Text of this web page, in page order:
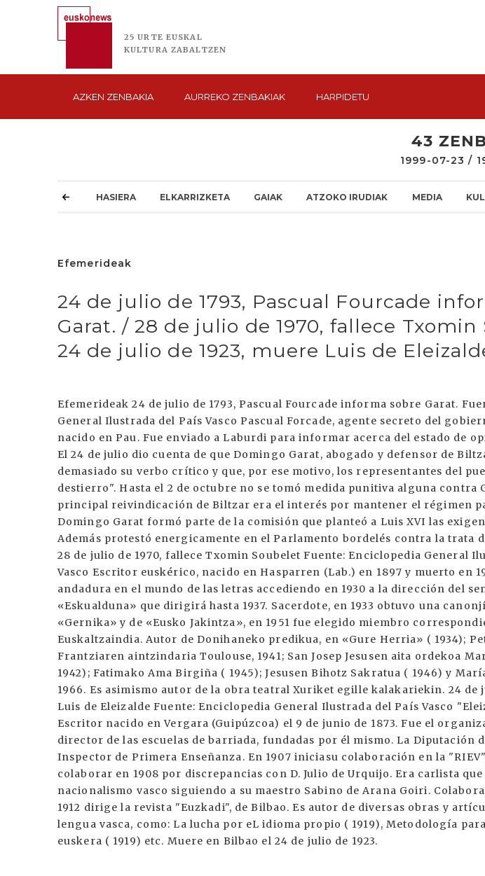
25 URTE EUSKAL
KULTURA ZABALTZEN
AZKEN ZENBAKIA AURREKO ZENBAKIAK HARPIDETU
43
1999-07-23 /
HASIERA ELKARRIZKETA GAIAK ATZOKO IRUDIAK MEDIA
Efemerideak
24 de julio de 1793, Pascual Fourcade
Garat. / 28 de julio de 1970, fallece
24 de julio de 1923, muere Luis de
Efemerideak 24 de julio de 1793, Pascual Fourcade informa sobre Garat.
General Ilustrada del País Vasco Pascual Forcade, agente secreto del
nacido en Pau. Fue enviado a Laburdi para informar acerca del estado de
El 24 de julio dio cuenta de que Domingo Garat, abogado y defensor de
demasiado su verbo crítico y que, por ese motivo, los representantes del
destierro". Hasta el 2 de octubre no se tomó medida punitiva alguna contra
principal reivindicación de Biltzar era el interés por mantener el régimen
Domingo Garat formó parte de la comisión que planteó a Luis XVI las
Además protestó energicamente en el Parlamento bordelés contra la trata
28 de julio de 1970, fallece Txomin Soubelet Fuente: Enciclopedia General
Vasco Escritor euskérico, nacido en Hasparren (Lab.) en 1897 y muerto en
andadura en el mundo de las letras accediendo en 1930 a la dirección del
«Eskualduna» que dirigirá hasta 1937. Sacerdote, en 1933 obtuvo una
«Gernika» y de «Eusko Jakintza», en 1951 fue elegido miembro
Euskaltzaindia. Autor de Donihaneko predikua, en «Gure Herria» ( 1934);
Frantziaren aintzindaria Toulouse, 1941; San Josep Jesusen aita ordekoa
1942); Fatimako Ama Birgiña ( 1945); Jesusen Bihotz Sakratua ( 1946) y
1966. Es asimismo autor de la obra teatral Xuriket egille kalakariekin. 24 de
Luis de Eleizalde Fuente: Enciclopedia General Ilustrada del País Vasco
Escritor nacido en Vergara (Guipúzcoa) el 9 de junio de 1873. Fue el
director de las escuelas de barriada, fundadas por él mismo. La Diputación
Inspector de Primera Enseñanza. En 1907 iniciasu colaboración en la
colaborar en 1908 por discrepancias con D. Julio de Urquijo. Era carlista
nacionalismo vasco siguiendo a su maestro Sabino de Arana Goiri.
1912 dirige la revista "Euzkadi", de Bilbao. Es autor de diversas obras y
lengua vasca, como: La lucha por eL idioma propio ( 1919), Metodología
euskera ( 1919) etc. Muere en Bilbao el 24 de julio de 1923.